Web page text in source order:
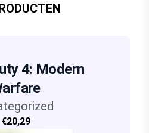
4: Modern
€20,29